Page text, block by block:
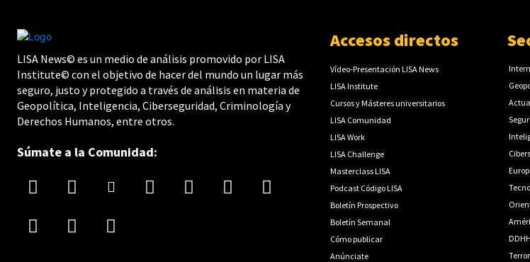
LISA News© es un medio de análisis promovido por LISA
Institute© con el objetivo de hacer del mundo un lugar más
seguro, justo y protegido a través de análisis en materia de
Geopolítica, Inteligencia, Ciberseguridad, Criminología y
Derechos Humanos, entre otros.
Súmate a la Comunidad:
Accesos directos
Vídeo-Presentación LISA News
LISA Institute
Cursos y Másteres universitarios
LISA Comunidad
LISA Work
LISA Challenge
Masterclass LISA
Podcast Código LISA
Boletín Prospectivo
Boletín Semanal
Cómo publicar
Anúnciate
DDHH